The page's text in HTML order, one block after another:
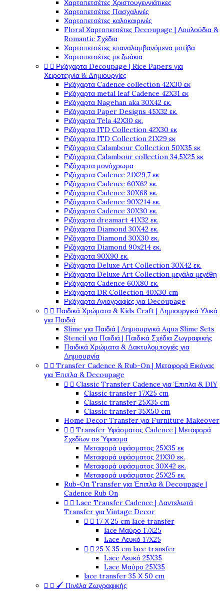
Χαρτοπετσέτες Χριστουγεννιάτικες
Χαρτοπετσέτες Πασχαλινές
Χαρτοπετσέτες καλοκαιρινές
Floral Χαρτοπετσέτες Decoupage | Λουλούδια &
Romantic Σχέδια
Χαρτοπετσέτες επαναλαμβανόμενα μοτίβα
Χαρτοπετσέτες με ζωάκια
  Ριζόχαρτα Decoupage | Rice Papers για
Χειροτεχνία & Δημιουργίες
Ριζόχαρτα Cadence collection 42X30 εκ
Ριζόχαρτα metal leaf Cadence 42X31 εκ
Ριζόχαρτα Nagehan aka 30X42 εκ.
Ριζόχαρτα Paper Designs 45X32 εκ.
Ριζόχαρτα Tela 42Χ30 εκ.
Ριζόχαρτα ITD Collection 42X30 εκ
Ριζόχαρτα ITD Collection 21X29 εκ
Ριζόχαρτα Calambour Collection 50X35 εκ
Ριζόχαρτα Calambour collection 34,5X25 εκ
Ριζόχαρτα μονόχρωμα
Ριζόχαρτα Cadence 21Χ29,7 εκ
Ριζόχαρτα Cadence 60X62 εκ.
Ριζόχαρτα Cadence 30X68 εκ.
Ριζόχαρτα Cadence 90X214 εκ.
Ριζόχαρτα Cadence 30X30 εκ.
Ριζόχαρτα dreamart 41X32 εκ.
Ριζόχαρτα Diamond 30X42 εκ.
Ριζόχαρτα Diamond 30X30 εκ.
Ριζόχαρτα Diamond 90x214 εκ.
Ριζόχαρτα 90X90 εκ.
Ριζόχαρτα Deluxe Art Collection 30X42 εκ.
Ριζόχαρτα Deluxe Art Collection μεγάλα μεγέθη
Ριζόχαρτα Cadence 60X80 εκ.
Ριζόχαρτα DR Collection 40X30 cm
Ριζόχαρτα Αγιογραφίες για Decoupage
  Παιδικά Χρώματα & Kids Craft | Δημιουργικά Υλικά
για Παιδιά
Slime για Παιδιά | Δημιουργικά Aqua Slime Sets
Stencil για Παιδιά | Παιδικά Σχέδια Ζωγραφικής
Παιδικά Χρώματα & Δακτυλομπογιές για
Δημιουργία
  Transfer Cadence & Rub-On | Μεταφορά Εικόνας
για Έπιπλα & Decoupage
  Classic Transfer Cadence για Έπιπλα & DIY
Classic transfer 17Χ25 cm
Classic transfer 25Χ35 cm
Classic transfer 35Χ50 cm
Home Decor Transfer για Furniture Makeover
  Transfer Υφάσματος Cadence | Μεταφορά
Σχεδίων σε Ύφασμα
Μεταφορά υφάσματος 25Χ35 εκ
Μεταφορά υφάσματος 21Χ30 εκ.
Μεταφορά υφάσματος 30Χ42 εκ.
Μεταφορά υφάσματος 25Χ25 εκ.
Rub-On Transfer για Έπιπλα & Decoupage |
Cadence Rub On
  Lace Transfer Cadence | Δαντελωτά
Transfer για Vintage Decor
  17 Χ 25 cm lace transfer
lace Μαύρο 17X25
Lace Λευκό 17X25
  25 X 35 cm lace transfer
Lace Λευκό 25X35
Lace Μαύρο 25X35
lace transfer 35 Χ 50 cm
  🖌️ Πινέλα Ζωγραφικής